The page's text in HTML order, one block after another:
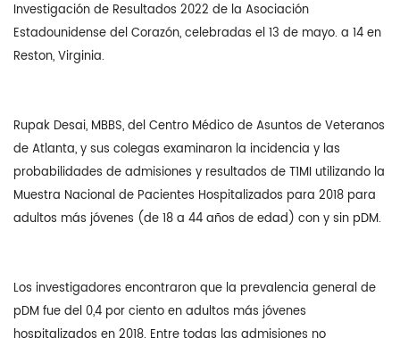
Investigación de Resultados 2022 de la Asociación
Estadounidense del Corazón, celebradas el 13 de mayo. a 14 en
Reston, Virginia.
Rupak Desai, MBBS, del Centro Médico de Asuntos de Veteranos
de Atlanta, y sus colegas examinaron la incidencia y las
probabilidades de admisiones y resultados de T1MI utilizando la
Muestra Nacional de Pacientes Hospitalizados para 2018 para
adultos más jóvenes (de 18 a 44 años de edad) con y sin pDM.
Los investigadores encontraron que la prevalencia general de
pDM fue del 0,4 por ciento en adultos más jóvenes